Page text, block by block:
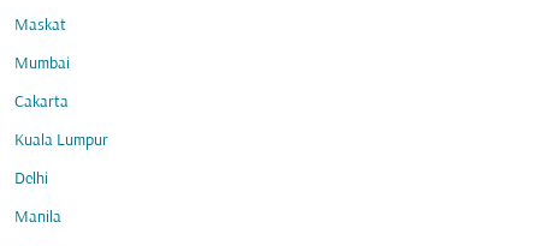
Maskat
Mumbai
Cakarta
Kuala Lumpur
Delhi
Manila